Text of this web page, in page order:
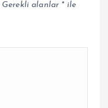
Gerekli alanlar *ile